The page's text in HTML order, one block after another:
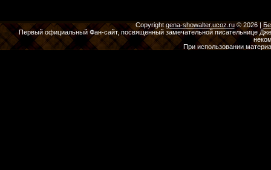
Copyrightgena-showalter.ucoz.ru© 2026|
Первый официальный Фан-сайт, посвященный замечательной писательнице
При использовании